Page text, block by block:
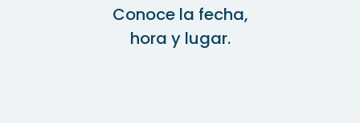
Conoce la fecha,
hora y lugar.